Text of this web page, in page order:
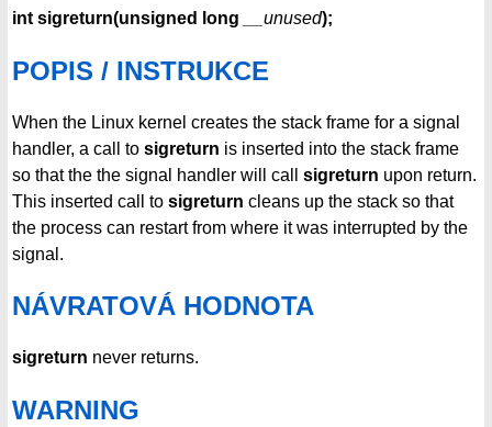
int sigreturn(unsigned long __unused);
POPIS / INSTRUKCE
When the Linux kernel creates the stack frame for a signal
handler, a call to sigreturn is inserted into the stack frame
so that the the signal handler will call sigreturn upon return.
This inserted call to sigreturn cleans up the stack so that
the process can restart from where it was interrupted by the
signal.
NÁVRATOVÁ HODNOTA
sigreturn never returns.
WARNING